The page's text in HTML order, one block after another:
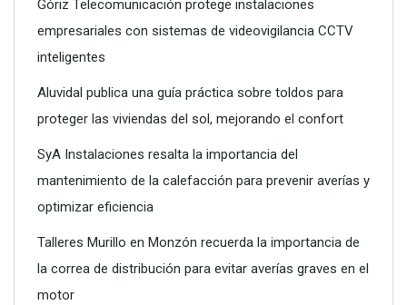
Góriz Telecomunicación protege instalaciones
empresariales con sistemas de videovigilancia CCTV
inteligentes
Aluvidal publica una guía práctica sobre toldos para
proteger las viviendas del sol, mejorando el confort
SyA Instalaciones resalta la importancia del
mantenimiento de la calefacción para prevenir averías y
optimizar eficiencia
Talleres Murillo en Monzón recuerda la importancia de
la correa de distribución para evitar averías graves en el
motor